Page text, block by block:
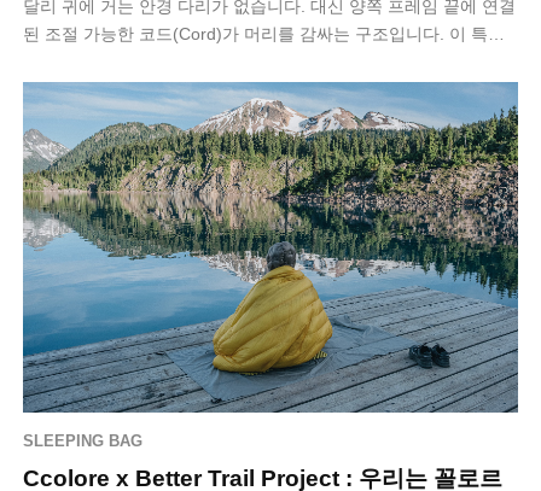
달리 귀에 거는 안경 다리가 없습니다. 대신 양쪽 프레임 끝에 연결
된 조절 가능한 코드(Cord)가 머리를 감싸는 구조입니다. 이 특이
SLEEPING BAG
Ccolore x Better Trail Project : 우리는 꼴로르